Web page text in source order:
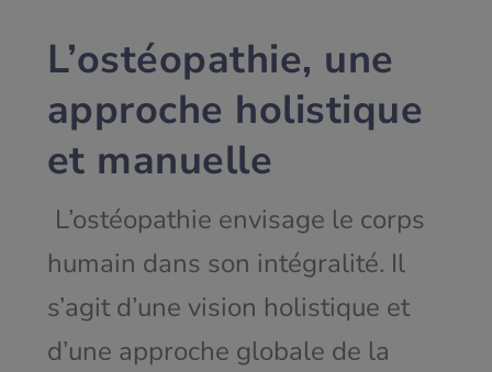
L’ostéopathie, une
approche holistique
et manuelle
L’ostéopathie envisage le corps
humain dans son intégralité. Il
s’agit d’une vision holistique et
d’une approche globale de la